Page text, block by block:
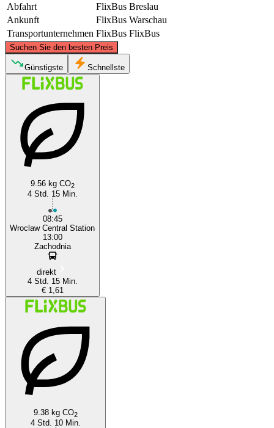
Abfahrt
FlixBus Breslau
Ankunft
FlixBus Warschau
Transportunternehmen FlixBus FlixBus
Suchen Sie den besten Preis
©CARTO
Günstigste Schnellste
9.56 kg CO2
4 Std. 15 Min.
08:45
Wroclaw Central Station
13:00
Zachodnia
direkt
4 Std. 15 Min.
€ 1,61
9.38 kg CO2
4 Std. 10 Min.